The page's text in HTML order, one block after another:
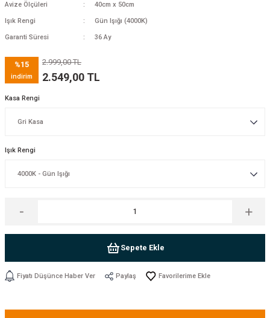
Avize Ölçüleri 40cm x 50cm
Işık Rengi Gün Işığı (4000K)
Garanti Süresi 36 Ay
%15
indirim
2.999,00 TL
2.549,00 TL
Kasa Rengi
Işık Rengi
Sepete Ekle
Fiyatı Düşünce Haber Ver Paylaş